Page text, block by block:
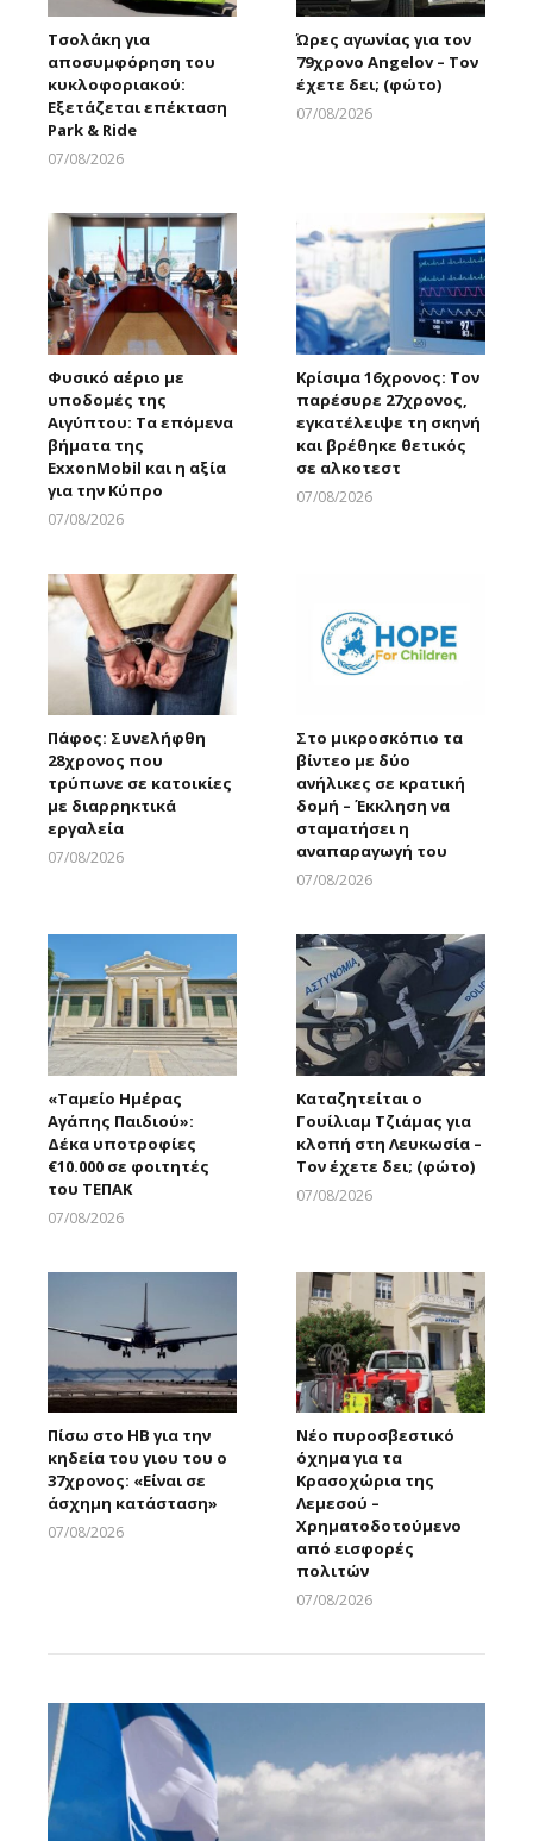
Τσολάκη για
αποσυμφόρηση του
κυκλοφοριακού:
Εξετάζεται επέκταση
Park & Ride
07/08/2026
Ώρες αγωνίας για τον
79χρονο Angelov – Τον
έχετε δει; (φώτο)
07/08/2026
Φυσικό αέριο με
υποδομές της
Αιγύπτου: Τα επόμενα
βήματα της
ExxonMobil και η αξία
για την Κύπρο
07/08/2026
Κρίσιμα 16χρονος: Τον
παρέσυρε 27χρονος,
εγκατέλειψε τη σκηνή
και βρέθηκε θετικός
σε αλκοτεστ
07/08/2026
Πάφος: Συνελήφθη
28χρονος που
τρύπωνε σε κατοικίες
με διαρρηκτικά
εργαλεία
07/08/2026
Στο μικροσκόπιο τα
βίντεο με δύο
ανήλικες σε κρατική
δομή – Έκκληση να
σταματήσει η
αναπαραγωγή του
07/08/2026
«Ταμείο Ημέρας
Αγάπης Παιδιού»:
Δέκα υποτροφίες
€10.000 σε φοιτητές
του ΤΕΠΑΚ
07/08/2026
Καταζητείται ο
Γουίλιαμ Τζιάμας για
κλοπή στη Λευκωσία –
Τον έχετε δει; (φώτο)
07/08/2026
Πίσω στο ΗΒ για την
κηδεία του γιου του ο
37χρονος: «Είναι σε
άσχημη κατάσταση»
07/08/2026
Νέο πυροσβεστικό
όχημα για τα
Κρασοχώρια της
Λεμεσού –
Χρηματοδοτούμενο
από εισφορές
πολιτών
07/08/2026